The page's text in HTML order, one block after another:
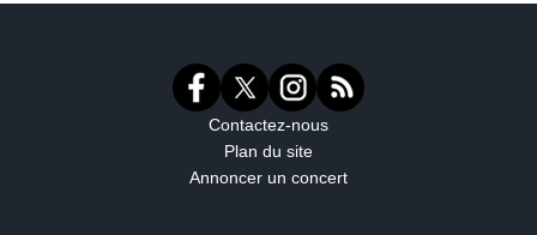
Contactez-nous
Plan du site
Annoncer un concert